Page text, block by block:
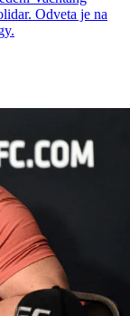
Odveta je na